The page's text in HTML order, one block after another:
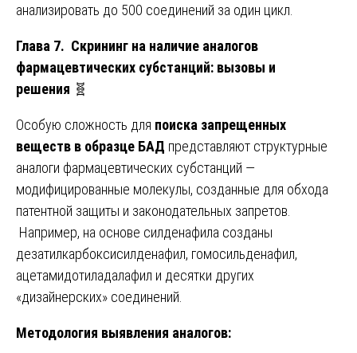
анализировать до 500 соединений за один цикл.
Глава 7. Скрининг на наличие аналогов
фармацевтических субстанций: вызовы и
решения 🧬
Особую сложность для поиска запрещенных
веществ в образце БАД представляют структурные
аналоги фармацевтических субстанций —
модифицированные молекулы, созданные для обхода
патентной защиты и законодательных запретов.
Например, на основе силденафила созданы
дезатилкарбоксисилденафил, гомосильденафил,
ацетамидотиладалафил и десятки других
«дизайнерских» соединений.
Методология выявления аналогов: